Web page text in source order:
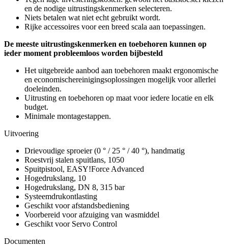
en de nodige uitrustingskenmerken selecteren.
Niets betalen wat niet echt gebruikt wordt.
Rijke accessoires voor een breed scala aan toepassingen.
De meeste uitrustingskenmerken en toebehoren kunnen op
ieder moment probleemloos worden bijbesteld
Het uitgebreide aanbod aan toebehoren maakt ergonomische
en economischereinigingsoplossingen mogelijk voor allerlei
doeleinden.
Uitrusting en toebehoren op maat voor iedere locatie en elk
budget.
Minimale montagestappen.
Uitvoering
Drievoudige sproeier (0 ° / 25 ° / 40 °), handmatig
Roestvrij stalen spuitlans, 1050
Spuitpistool, EASY!Force Advanced
Hogedrukslang, 10
Hogedrukslang, DN 8, 315 bar
Systeemdrukontlasting
Geschikt voor afstandsbediening
Voorbereid voor afzuiging van wasmiddel
Geschikt voor Servo Control
Documenten